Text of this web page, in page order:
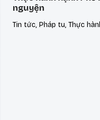
nguyện
Tin tức, Pháp tu, Thực